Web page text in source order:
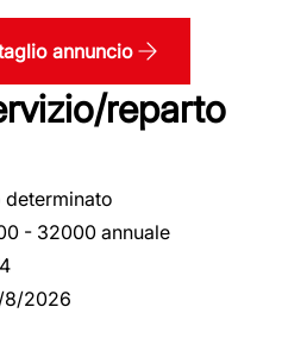
annuncio
reparto
determinato
- 32000 annuale
8/2026